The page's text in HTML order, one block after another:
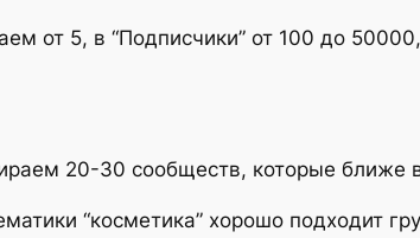
от 5, в “Подписчики” от 100 до
20-30 сообществ, которые ближе
“косметика” хорошо подходит